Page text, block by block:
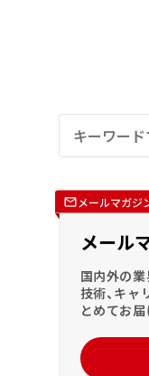
メールマガジ
メール
国内外の
技術、キャ
とめてお届